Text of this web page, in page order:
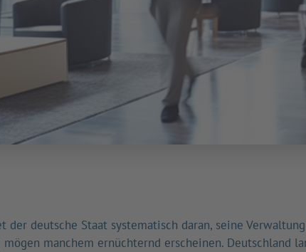
der deutsche Staat systematisch daran, seine
manchem ernüchternd erscheinen. Deutschland